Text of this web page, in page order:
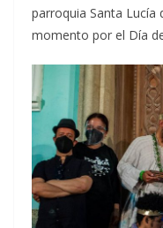
parroquia Santa Lucía
momento por el Día